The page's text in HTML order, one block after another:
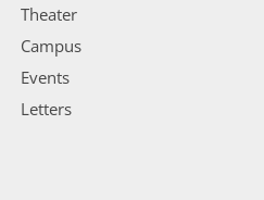
Theater
Campus
Events
Letters